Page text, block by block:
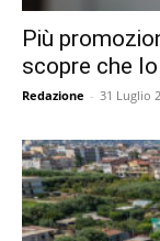
Più
scopre che
Redazione - 31 Luglio